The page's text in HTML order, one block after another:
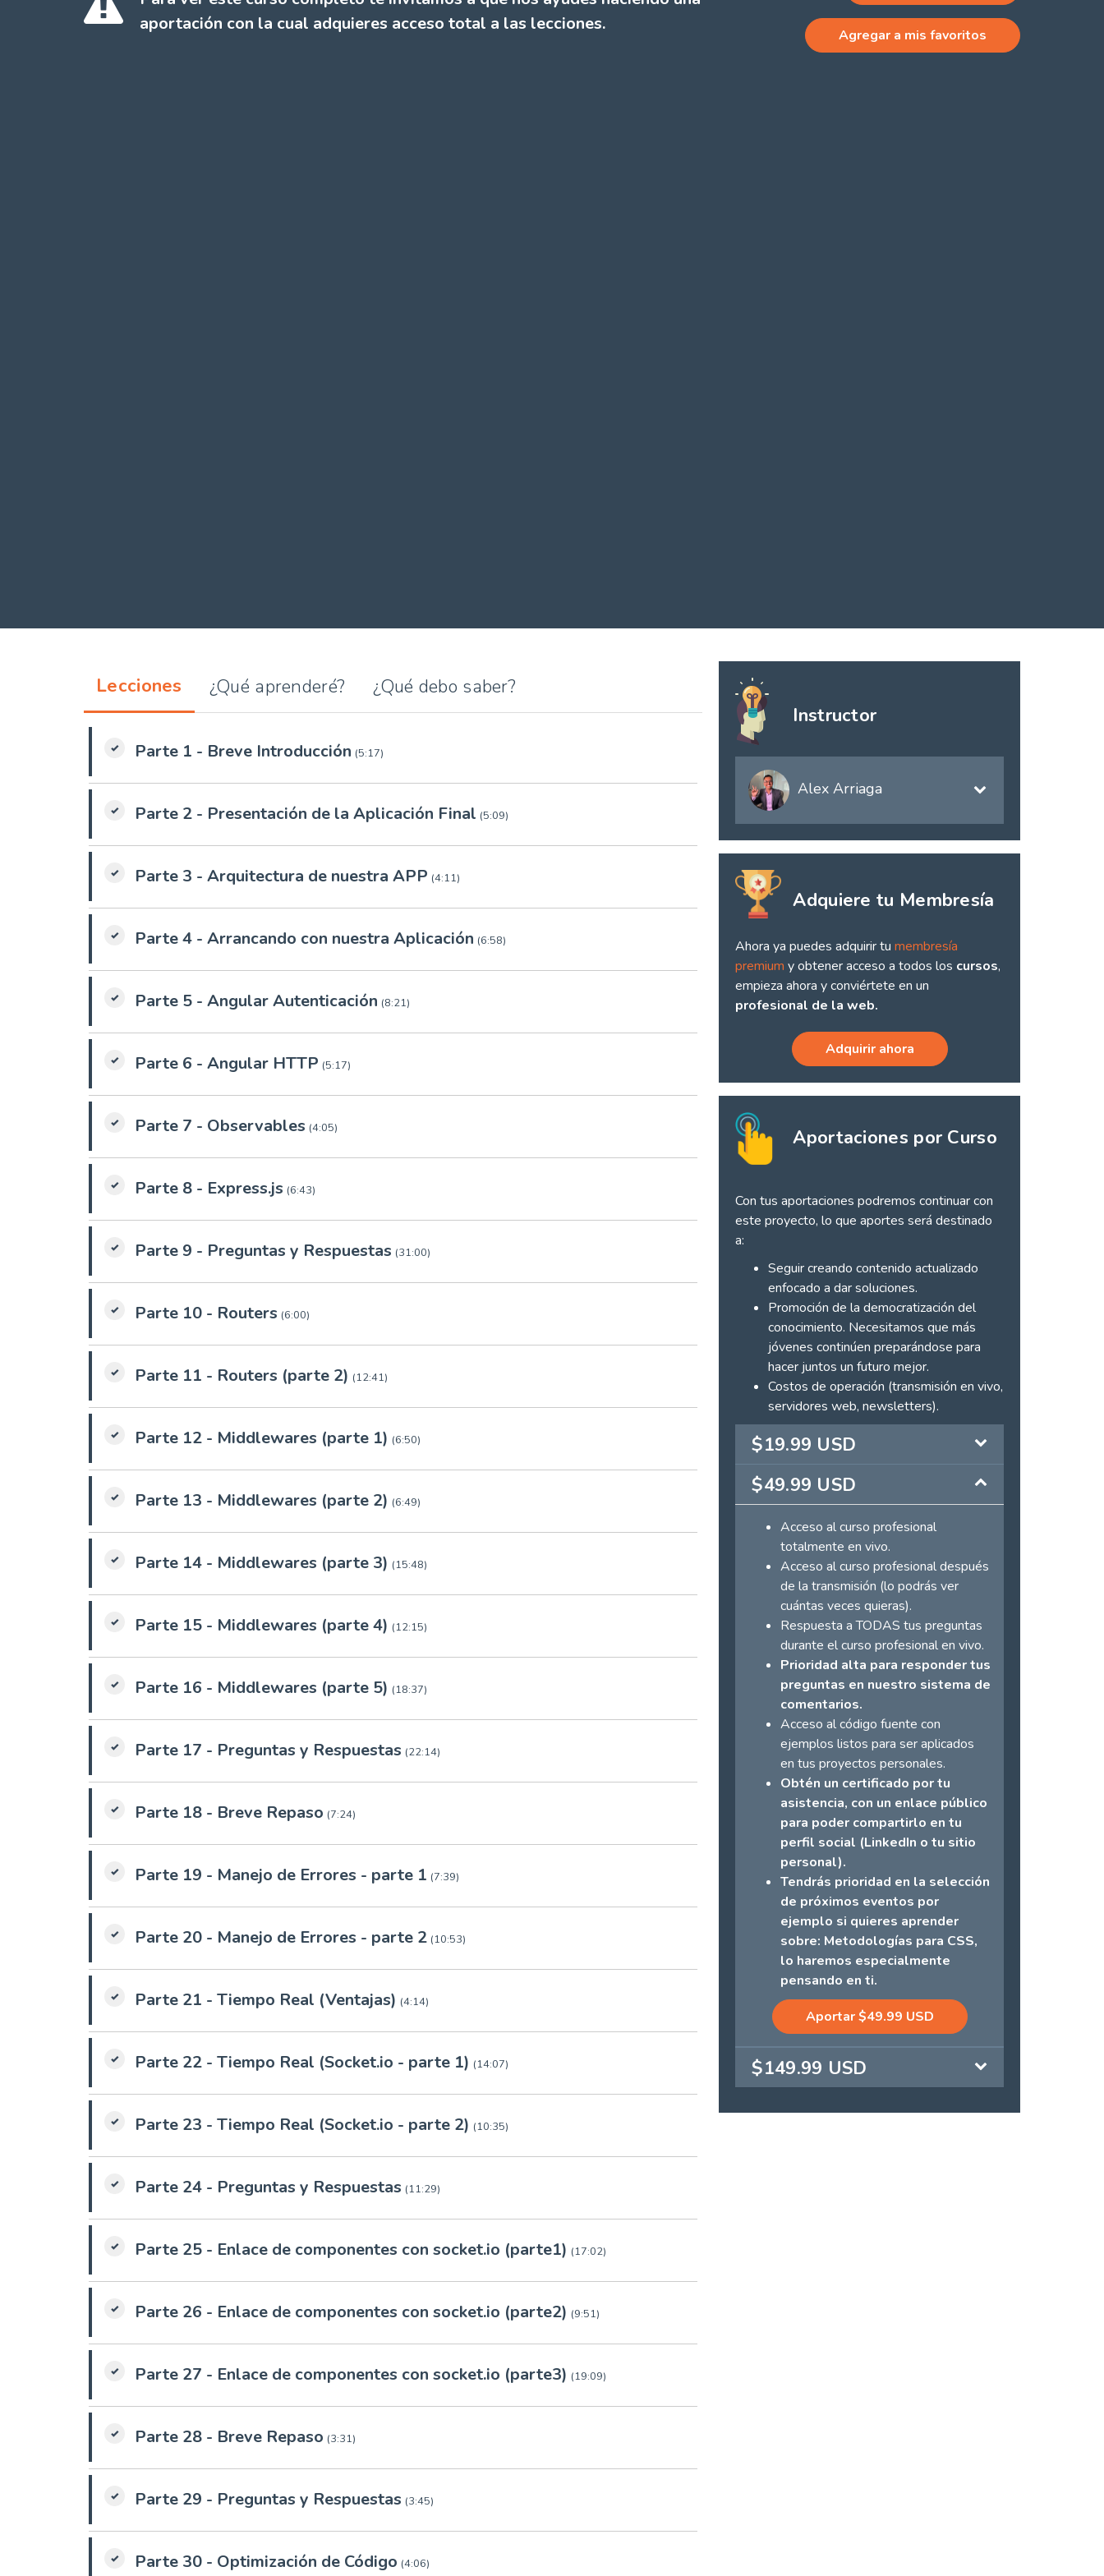
aportación con la cual adquieres acceso total a las lecciones.
Agregar a mis favoritos
Lecciones ¿Qué aprenderé? ¿Qué debo saber?
Parte 1 - Breve Introducción (5:17)
Parte 2 - Presentación de la Aplicación Final (5:09)
Parte 3 - Arquitectura de nuestra APP (4:11)
Parte 4 - Arrancando con nuestra Aplicación (6:58)
Parte 5 - Angular Autenticación (8:21)
Parte 6 - Angular HTTP (5:17)
Parte 7 - Observables (4:05)
Parte 8 - Express.js (6:43)
Parte 9 - Preguntas y Respuestas (31:00)
Parte 10 - Routers (6:00)
Parte 11 - Routers (parte 2) (12:41)
Parte 12 - Middlewares (parte 1) (6:50)
Parte 13 - Middlewares (parte 2) (6:49)
Parte 14 - Middlewares (parte 3) (15:48)
Parte 15 - Middlewares (parte 4) (12:15)
Parte 16 - Middlewares (parte 5) (18:37)
Parte 17 - Preguntas y Respuestas (22:14)
Parte 18 - Breve Repaso (7:24)
Parte 19 - Manejo de Errores - parte 1 (7:39)
Parte 20 - Manejo de Errores - parte 2 (10:53)
Parte 21 - Tiempo Real (Ventajas) (4:14)
Parte 22 - Tiempo Real (Socket.io - parte 1) (14:07)
Parte 23 - Tiempo Real (Socket.io - parte 2) (10:35)
Parte 24 - Preguntas y Respuestas (11:29)
Parte 25 - Enlace de componentes con socket.io (parte1) (17:02)
Parte 26 - Enlace de componentes con socket.io (parte2) (9:51)
Parte 27 - Enlace de componentes con socket.io (parte3) (19:09)
Parte 28 - Breve Repaso (3:31)
Parte 29 - Preguntas y Respuestas (3:45)
Parte 30 - Optimización de Código (4:06)
Instructor
Alex Arriaga
Adquiere tu Membresía
Ahora ya puedes adquirir tumembresía
premium y obtener acceso a todos los cursos,
empieza ahora y conviértete en un
profesional de la web.
Adquirir ahora
Aportaciones por Curso
Con tus aportaciones podremos continuar con
este proyecto, lo que aportes será destinado
a:
Seguir creando contenido actualizado
enfocado a dar soluciones.
Promoción de la democratización del
conocimiento. Necesitamos que más
jóvenes continúen preparándose para
hacer juntos un futuro mejor.
Costos de operación (transmisión en vivo,
servidores web, newsletters).
$19.99 USD
$49.99 USD
Acceso al curso profesional
totalmente en vivo.
Acceso al curso profesional después
de la transmisión (lo podrás ver
cuántas veces quieras).
Respuesta a TODAS tus preguntas
durante el curso profesional en vivo.
Prioridad alta para responder tus
preguntas en nuestro sistema de
comentarios.
Acceso al código fuente con
ejemplos listos para ser aplicados
en tus proyectos personales.
Obtén un certificado por tu
asistencia, con un enlace público
para poder compartirlo en tu
perfil social (LinkedIn o tu sitio
personal).
Tendrás prioridad en la selección
de próximos eventos por
ejemplo si quieres aprender
sobre: Metodologías para CSS,
lo haremos especialmente
pensando en ti.
Aportar $49.99 USD
$149.99 USD